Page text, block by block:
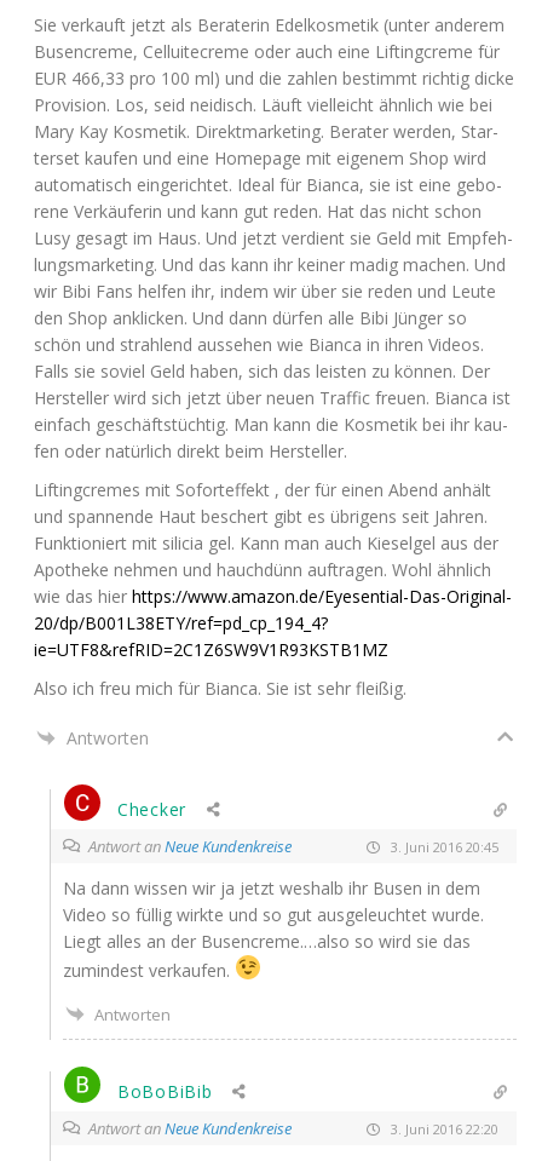
Sie ver­kauft jetzt als Bera­te­rin Edel­kos­me­tik (unter ande­rem
Busen­creme, Cel­lui­te­creme oder auch eine Lif­ting­creme für
EUR 466,33 pro 100 ml) und die zah­len bestimmt rich­tig dicke
Pro­vi­si­on. Los, seid nei­disch. Läuft viel­leicht ähn­lich wie bei
Mary Kay Kos­me­tik. Direkt­mar­ke­ting. Bera­ter wer­den, Star­
ter­set kau­fen und eine Home­page mit eige­nem Shop wird
auto­ma­tisch ein­ge­rich­tet. Ide­al für Bian­ca, sie ist eine gebo­
re­ne Ver­käu­fe­rin und kann gut reden. Hat das nicht schon
Lusy gesagt im Haus. Und jetzt ver­dient sie Geld mit Emp­feh­
lungs­mar­ke­ting. Und das kann ihr kei­ner madig machen. Und
wir Bibi Fans hel­fen ihr, indem wir über sie reden und Leu­te
den Shop ankli­cken. Und dann dür­fen alle Bibi Jün­ger so
schön und strah­lend aus­se­hen wie Bian­ca in ihren Vide­os.
Falls sie soviel Geld haben, sich das leis­ten zu kön­nen. Der
Her­stel­ler wird sich jetzt über neu­en Traf­fic freu­en. Bian­ca ist
ein­fach geschäfts­tüch­tig. Man kann die Kos­me­tik bei ihr kau­
fen oder natür­lich direkt beim Hersteller.
Lif­ting­cremes mit Sofort­ef­fekt , der für einen Abend anhält
und span­nen­de Haut beschert gibt es übri­gens seit Jah­ren.
Funk­tio­niert mit sili­cia gel. Kann man auch Kie­sel­gel aus der
Apo­the­ke neh­men und hauch­dünn auf­tra­gen. Wohl ähn­lich
wie das hier https://www.amazon.de/Eyesential-Das-Original-
20/dp/B001L38ETY/ref=pd_cp_194_4?
ie=UTF8&refRID=2C1Z6SW9V1R93KSTB1MZ
Also ich freu mich für Bian­ca. Sie ist sehr fleißig.
Antworten
Checker
Antwort anNeue Kundenkreise 3. Juni 2016 20:45
Na dann wis­sen wir ja jetzt wes­halb ihr Busen in dem
Video so fül­lig wirk­te und so gut aus­ge­leuch­tet wur­de.
Liegt alles an der Busencreme.…also so wird sie das
zumin­dest verkaufen.
Antworten
BoBoBiBib
Antwort anNeue Kundenkreise 3. Juni 2016 22:20